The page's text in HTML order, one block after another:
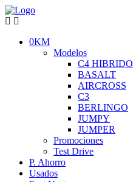
0KM
Modelos
C4 HIBRIDO
BASALT
AIRCROSS
C3
BERLINGO
JUMPY
JUMPER
Promociones
Test Drive
P. Ahorro
Usados